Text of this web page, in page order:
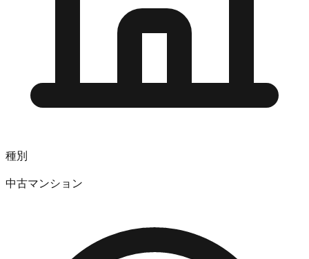
種別
中古マンション